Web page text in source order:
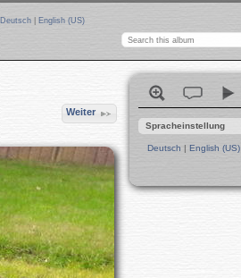
Deutsch
English (US)
Weiter
Spracheinstellung
Deutsch English (US)